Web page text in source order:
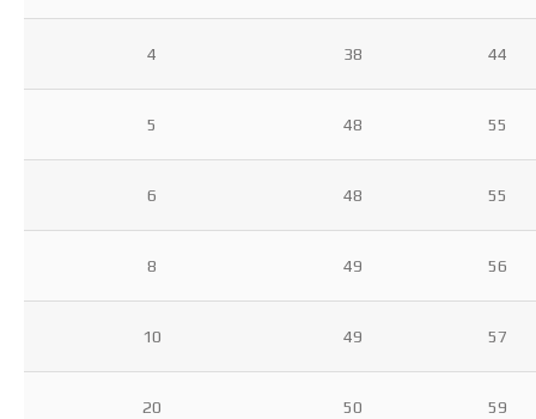
4 38 44
5 48 55
6 48 55
8 49 56
10 49 57
20 50 59